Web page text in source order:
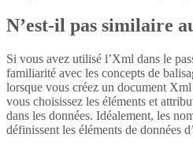
N’est-il pas similaire
Si vous avez utilisé l’Xml dans le
familiarité avec les concepts de
lorsque vous créez un document
vous choisissez les éléments et
dans les données. Idéalement, les
définissent les éléments de données